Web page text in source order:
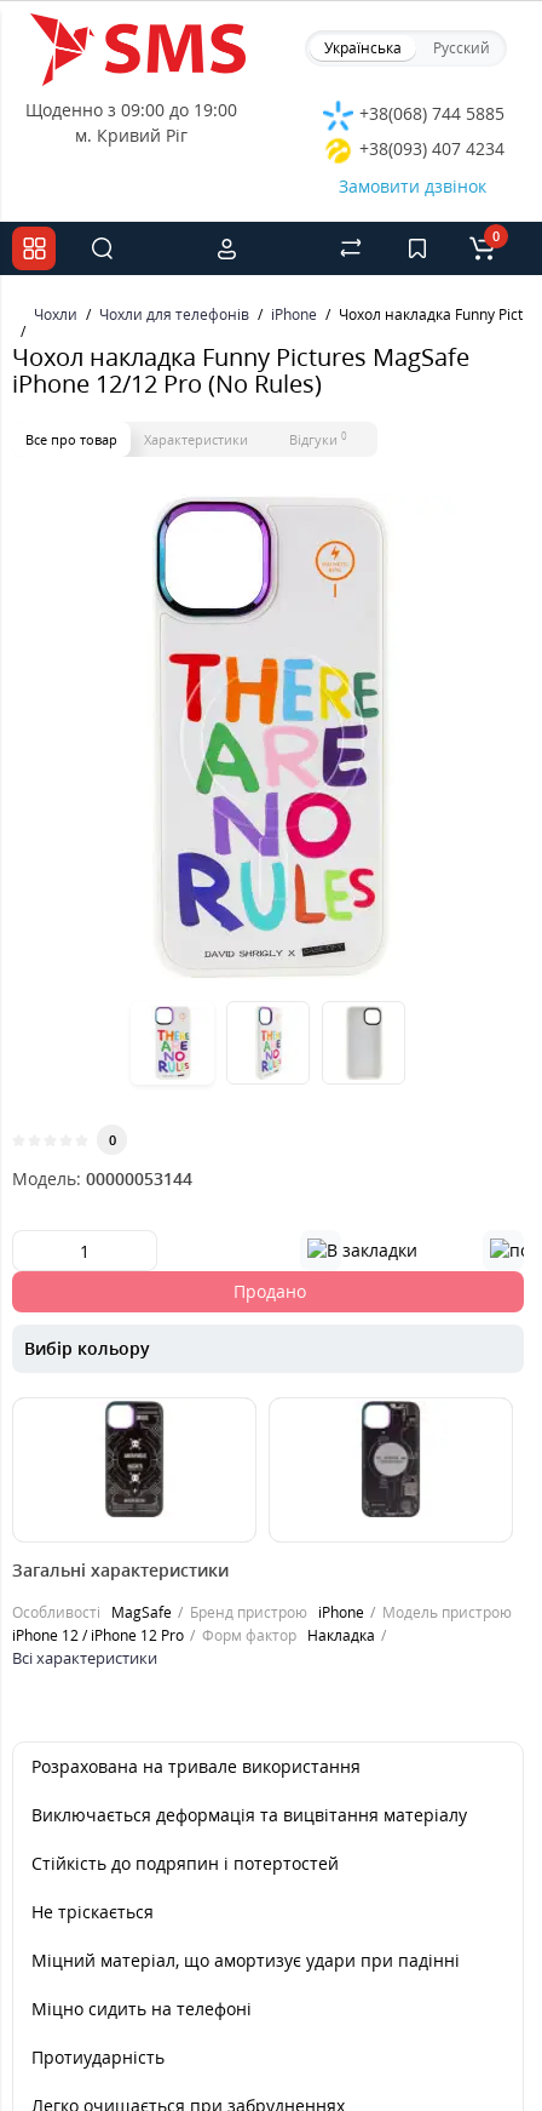
Українська Русский
Щоденно з 09:00 до 19:00
м. Кривий Ріг
+38(068) 744 5885
+38(093) 407 4234
Замовити дзвінок
0
Чохли Чохли для телефонів iPhone Чохол накладка Funny
Чохол накладка Funny Pictures MagSafe
iPhone 12/12 Pro (No Rules)
Все про товар Характеристики Відгуки 0
0
Модель: 00000053144
Продано
Вибір кольору
379 грн.
Загальні характеристики
Особливості MagSafe Бренд пристрою iPhone
Модель пристрою
iPhone 12 / iPhone 12 Pro
Форм фактор Накладка
Всі характеристики
Розрахована на тривале використання
Виключається деформацiя та вицвiтання матерiалу
Стійкість до подряпин і потертостей
Не тріскається
Міцний матеріал, що амортизує удари при падінні
Міцно сидить на телефоні
Протиударність
Легко очищається при забрудненнях